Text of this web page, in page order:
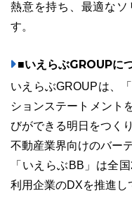
熱意を持ち、最適なソ
す。
■いえらぶGROUPに
いえらぶGROUPは、
ションステートメント
びができる明日をつく
不動産業界向けのバー
「いえらぶBB」は全
利用企業のDXを推進し